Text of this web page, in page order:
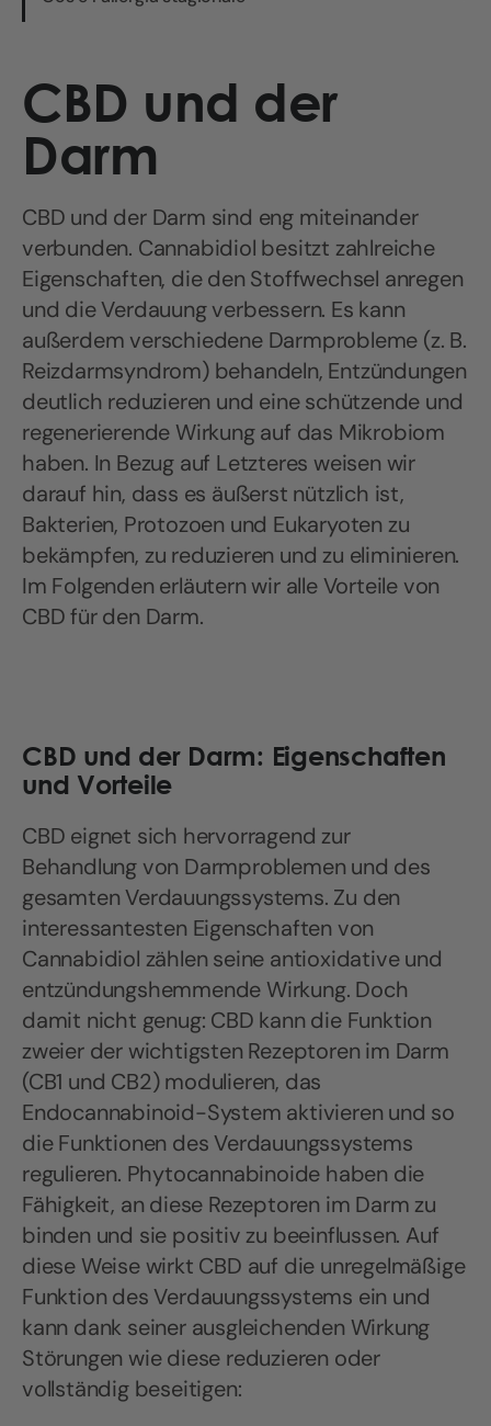
CBD und der
Darm
CBD und der Darm sind eng miteinander
verbunden. Cannabidiol besitzt zahlreiche
Eigenschaften, die den Stoffwechsel anregen
und die Verdauung verbessern. Es kann
außerdem verschiedene Darmprobleme (z. B.
Reizdarmsyndrom) behandeln, Entzündungen
deutlich reduzieren und eine schützende und
regenerierende Wirkung auf das Mikrobiom
haben. In Bezug auf Letzteres weisen wir
darauf hin, dass es äußerst nützlich ist,
Bakterien, Protozoen und Eukaryoten zu
bekämpfen, zu reduzieren und zu eliminieren.
Im Folgenden erläutern wir alle Vorteile von
CBD für den Darm.
CBD und der Darm: Eigenschaften
und Vorteile
CBD eignet sich hervorragend zur
Behandlung von Darmproblemen und des
gesamten Verdauungssystems. Zu den
interessantesten Eigenschaften von
Cannabidiol zählen seine antioxidative und
entzündungshemmende Wirkung. Doch
damit nicht genug: CBD kann die Funktion
zweier der wichtigsten Rezeptoren im Darm
(CB1 und CB2) modulieren, das
Endocannabinoid-System aktivieren und so
die Funktionen des Verdauungssystems
regulieren. Phytocannabinoide haben die
Fähigkeit, an diese Rezeptoren im Darm zu
binden und sie positiv zu beeinflussen. Auf
diese Weise wirkt CBD auf die unregelmäßige
Funktion des Verdauungssystems ein und
kann dank seiner ausgleichenden Wirkung
Störungen wie diese reduzieren oder
vollständig beseitigen: